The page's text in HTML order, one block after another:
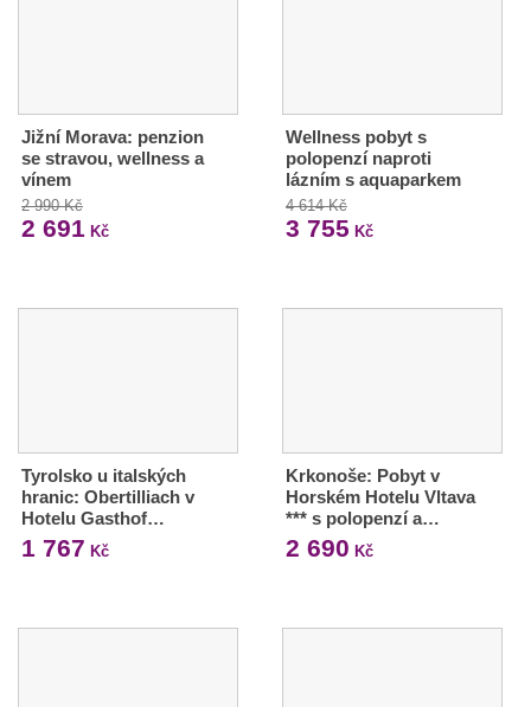
Jižní Morava: penzion
se stravou, wellness a
vínem
2 990 Kč
2 691 Kč
Wellness pobyt s
polopenzí naproti
lázním s aquaparkem
4 614 Kč
3 755 Kč
Tyrolsko u italských
hranic: Obertilliach v
Hotelu Gasthof…
1 767 Kč
Krkonoše: Pobyt v
Horském Hotelu Vltava
*** s polopenzí a…
2 690 Kč